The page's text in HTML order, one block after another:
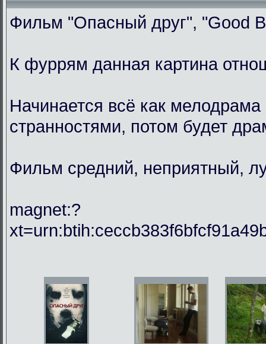
Фильм "Опасный друг", "Good
К фуррям данная картина
Начинается всё как
странностями, потом будет
Фильм средний, неприятный,
magnet:?